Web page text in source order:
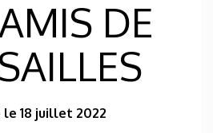
DE
le 18 juillet 2022